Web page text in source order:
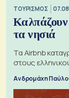
ΤΟΥΡΙΣΜΟΣ
τα νησιά
Τα Airbnb
στους
Ανδρομάχη